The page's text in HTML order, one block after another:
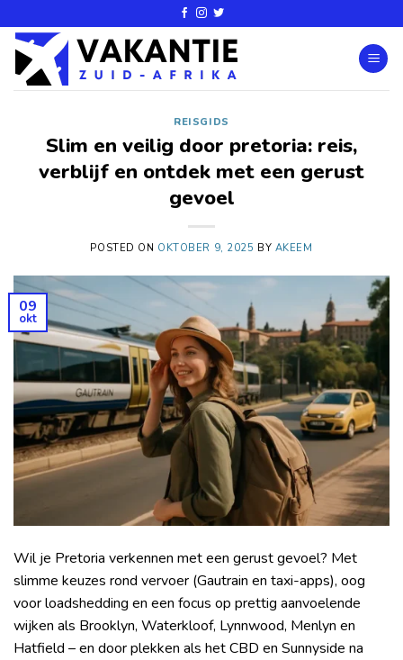
REISGIDS
Slim en veilig door pretoria: reis,
verblijf en ontdek met een gerust
gevoel
POSTED ON OKTOBER 9, 2025 BY AKEEM
09
okt
Wil je Pretoria verkennen met een gerust gevoel? Met
slimme keuzes rond vervoer (Gautrain en taxi-apps), oog
voor loadshedding en een focus op prettig aanvoelende
wijken als Brooklyn, Waterkloof, Lynnwood, Menlyn en
Hatfield – en door plekken als het CBD en Sunnyside na